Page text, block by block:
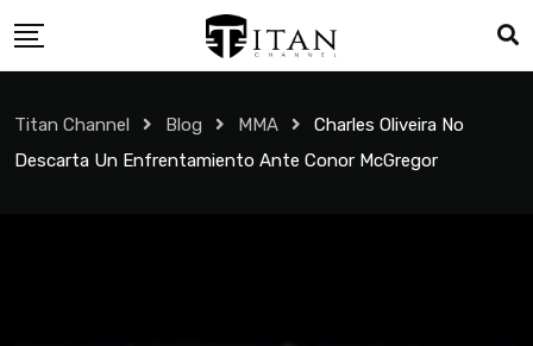
Titan Channel Blog MMA
Charles Oliveira No
Descarta Un Enfrentamiento Ante Conor McGregor